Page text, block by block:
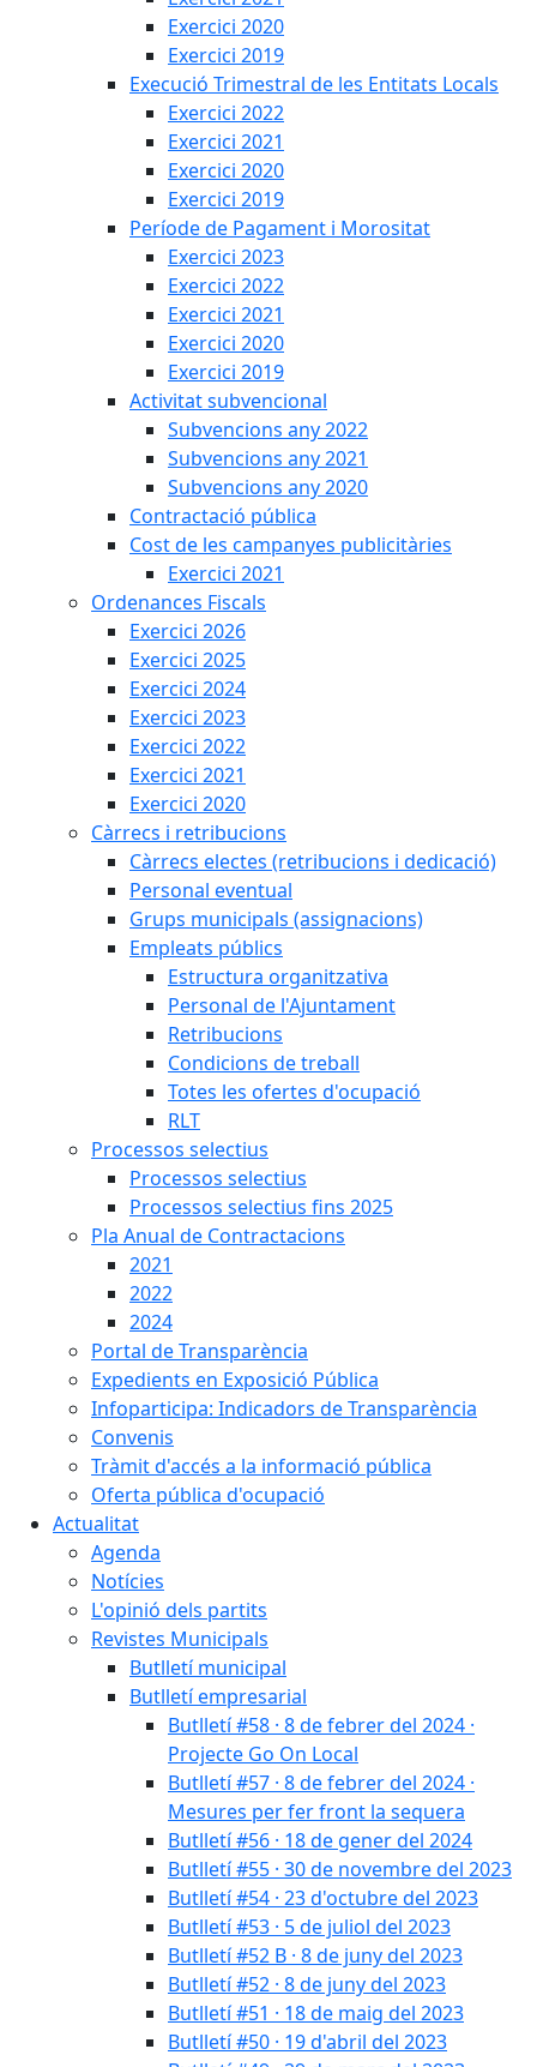
Exercici 2020
Exercici 2019
Execució Trimestral de les Entitats Locals
Exercici 2022
Exercici 2021
Exercici 2020
Exercici 2019
Període de Pagament i Morositat
Exercici 2023
Exercici 2022
Exercici 2021
Exercici 2020
Exercici 2019
Activitat subvencional
Subvencions any 2022
Subvencions any 2021
Subvencions any 2020
Contractació pública
Cost de les campanyes publicitàries
Exercici 2021
Ordenances Fiscals
Exercici 2026
Exercici 2025
Exercici 2024
Exercici 2023
Exercici 2022
Exercici 2021
Exercici 2020
Càrrecs i retribucions
Càrrecs electes (retribucions i dedicació)
Personal eventual
Grups municipals (assignacions)
Empleats públics
Estructura organitzativa
Personal de l'Ajuntament
Retribucions
Condicions de treball
Totes les ofertes d'ocupació
RLT
Processos selectius
Processos selectius
Processos selectius fins 2025
Pla Anual de Contractacions
2021
2022
2024
Portal de Transparència
Expedients en Exposició Pública
Infoparticipa: Indicadors de Transparència
Convenis
Tràmit d'accés a la informació pública
Oferta pública d'ocupació
Actualitat
Agenda
Notícies
L'opinió dels partits
Revistes Municipals
Butlletí municipal
Butlletí empresarial
Butlletí #58 · 8 de febrer del 2024 ·
Projecte Go On Local
Butlletí #57 · 8 de febrer del 2024 ·
Mesures per fer front la sequera
Butlletí #56 · 18 de gener del 2024
Butlletí #55 · 30 de novembre del 2023
Butlletí #54 · 23 d'octubre del 2023
Butlletí #53 · 5 de juliol del 2023
Butlletí #52 B · 8 de juny del 2023
Butlletí #52 · 8 de juny del 2023
Butlletí #51 · 18 de maig del 2023
Butlletí #50 · 19 d'abril del 2023